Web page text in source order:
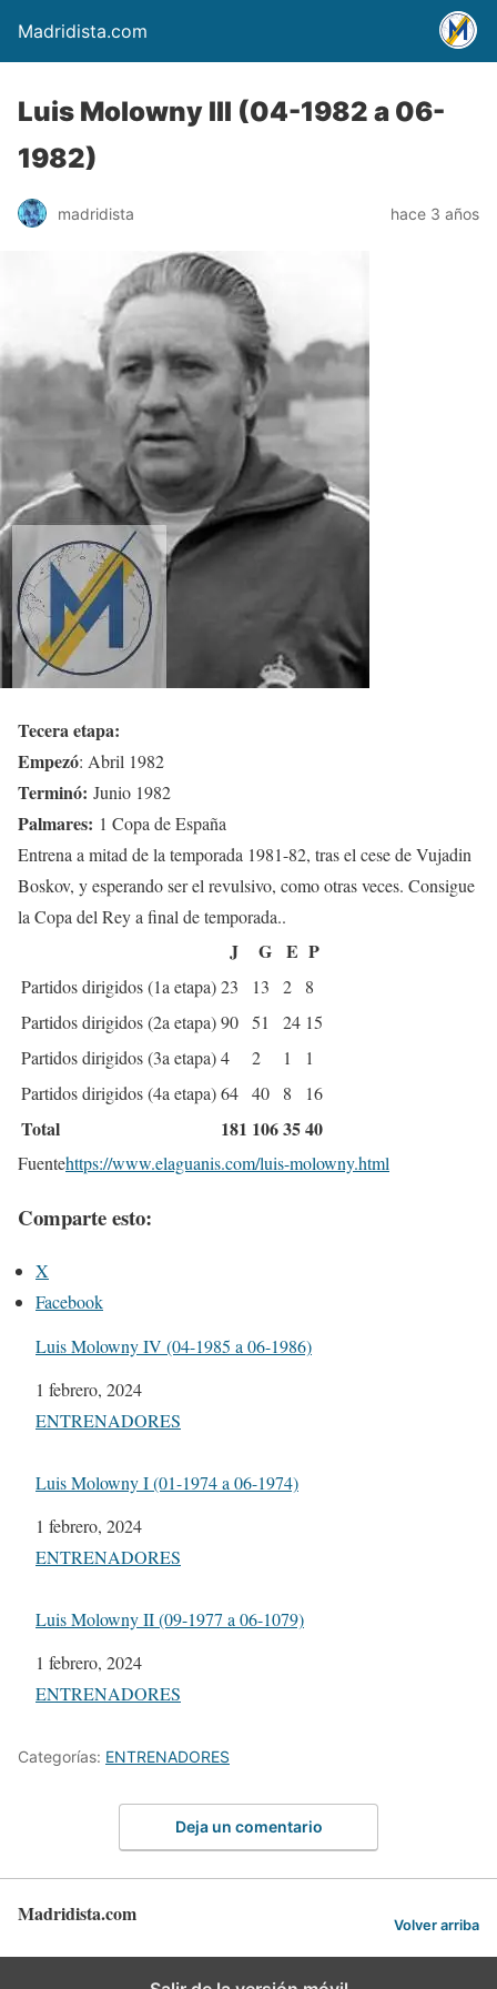
Madridista.com
Luis Molowny III (04-1982 a 06-
1982)
madridista hace 3 años
Tecera etapa:
Empezó: Abril 1982
Terminó: Junio 1982
Palmares: 1 Copa de España
Entrena a mitad de la temporada 1981-82, tras el cese de Vujadin
Boskov, y esperando ser el revulsivo, como otras veces. Consigue
la Copa del Rey a final de temporada..
J G E P
Partidos dirigidos (1a etapa)23 13 2
8
Partidos dirigidos (2a etapa)90 51 24 15
Partidos dirigidos (3a etapa)4 2 1
1
Partidos dirigidos (4a etapa)64 40 8 16
Total 181 1063540
Fuentehttps://www.elaguanis.com/luis-molowny.html
Comparte esto:
X
Facebook
Luis Molowny IV (04-1985 a 06-1986)
Fecha
1 febrero, 2024
Respecto a
ENTRENADORES
Luis Molowny I (01-1974 a 06-1974)
Fecha
1 febrero, 2024
Respecto a
ENTRENADORES
Luis Molowny II (09-1977 a 06-1079)
Fecha
1 febrero, 2024
Respecto a
ENTRENADORES
Categorías: ENTRENADORES
Deja un comentario
Madridista.com Volver arriba